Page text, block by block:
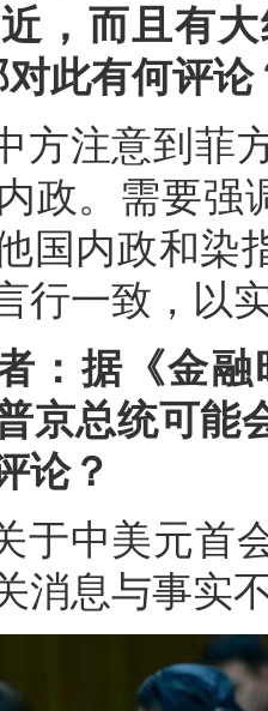
，而且有
此有何评论
方注意到菲
政。需要强
国内政和染
行一致，以
：据《金
京总统可能
论？
于中美元首
消息与事实